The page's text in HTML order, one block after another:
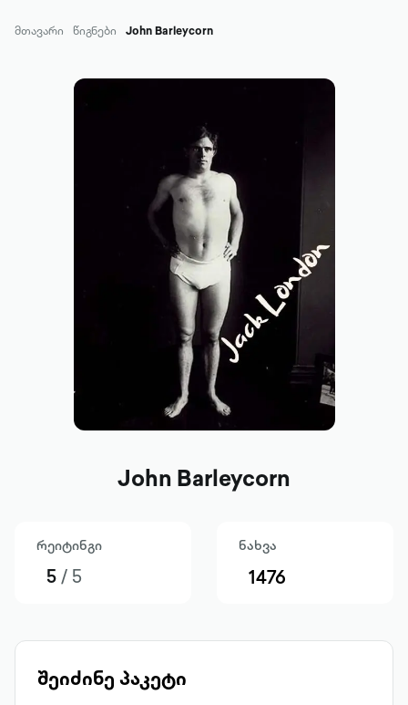
მთავარი წიგნები John Barleycorn
John Barleycorn
რეიტინგი
5/ 5
ნახვა
1476
შეიძინე პაკეტი